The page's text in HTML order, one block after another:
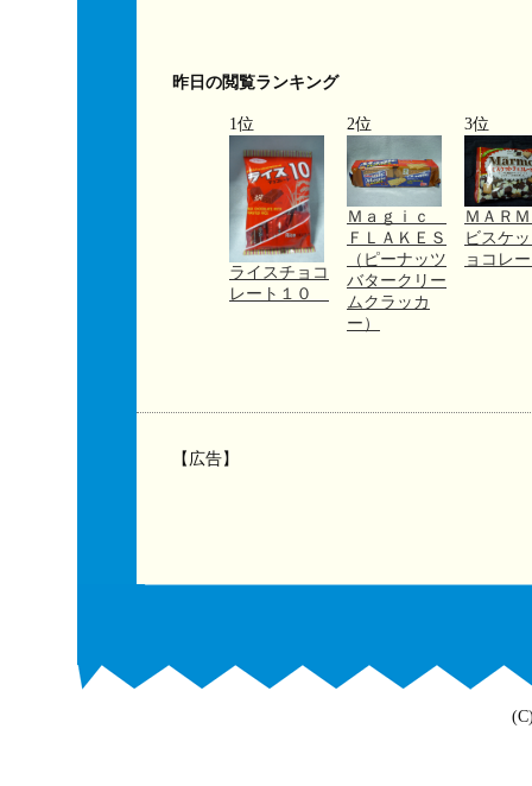
昨日の閲覧ランキング
1位
ライスチョコ
レート１０
2位
Ｍａｇｉｃ
ＦＬＡＫＥＳ
（ピーナッツ
バタークリー
ムクラッカ
ー）
3位
ＭＡＲ
ビスケ
ョコレ
【広告】